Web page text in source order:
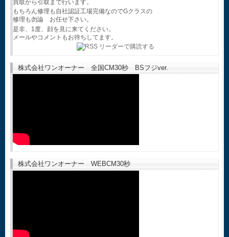
買取から引取まで行います。
もちろん修理も自社認証工場完備なのでGクラスの
修理も勿論 お任せ下さい。
是非、1度、顔を見に来てください。
メールやコメントもお待ちしてます。
株式会社ワンオーナー 全国CM30秒 BSフジver.
株式会社ワンオーナー WEBCM30秒